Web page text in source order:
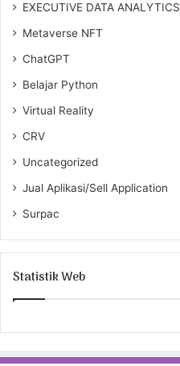
EXECUTIVE DATA ANALYTICS
Metaverse NFT
ChatGPT
Belajar Python
Virtual Reality
CRV
Uncategorized
Jual Aplikasi/Sell Application
Surpac
Statistik Web